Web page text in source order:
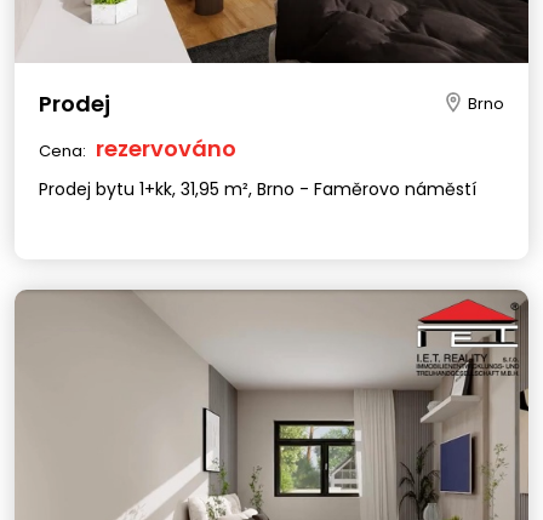
Prodej Brno
Cena: rezervováno
Prodej bytu 1+kk, 31,95 m², Brno - Faměrovo náměstí